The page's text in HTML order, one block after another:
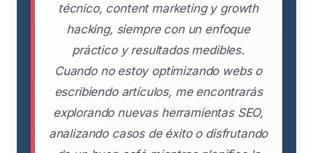
técnico, content marketing y growth
hacking, siempre con un enfoque
práctico y resultados medibles.
Cuando no estoy optimizando webs o
escribiendo artículos, me encontrarás
explorando nuevas herramientas SEO,
analizando casos de éxito o disfrutando